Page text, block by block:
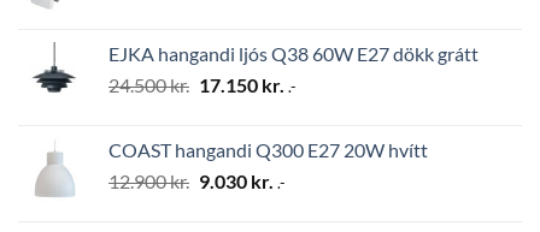
2.794 kr..1.956 kr..
EJKA hangandi ljós Q38 60W E27 dökk grátt
24.500kr. Original
24.500 kr..
17.150 kr. Current
17.150 kr..
.-
COAST hangandi Q300 E27 20W hvítt
12.900kr. Original
9.030 kr. Current
.-